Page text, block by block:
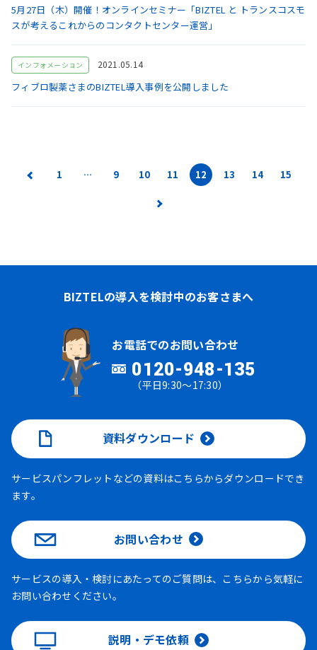
5月27日（木）開催！オンラインセミナー「BIZTEL と トランスコスモ
スが考えるこれからのコンタクトセンター運営」
インフォメーション 2021.05.14
フィブロ製薬さまのBIZTEL導入事例を公開しました
1 … 9 10 11 12 13 14 15
BIZTELの導入を検討中のお客さまへ
お電話でのお問い合わせ
0120-948-135
（平日9:30～17:30）
資料ダウンロード
サービスパンフレットなどの資料はこちらからダウンロードでき
ます。
お問い合わせ
サービスの導入・検討にあたってのご質問は、こちらから気軽に
お問い合わせください。
説明・デモ依頼